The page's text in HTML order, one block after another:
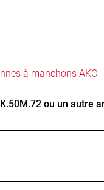
à manchons AKO
ou un autre